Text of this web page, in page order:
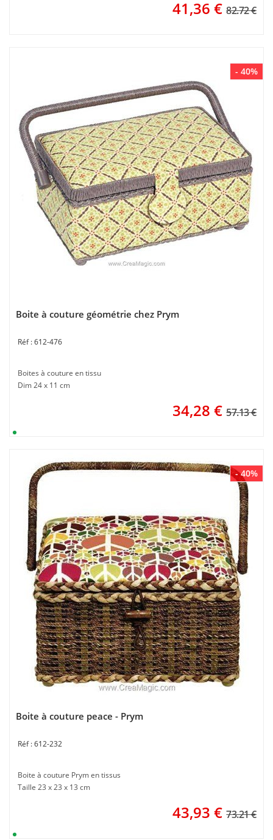
41,36 € 82.72 €
- 40%
Boite à couture géométrie chez Prym
612-476
Boites à couture en tissu
Dim 24 x 11 cm
34,28 € 57.13 €
- 40%
Boite à couture peace - Prym
612-232
Boite à couture Prym en tissus
Taille 23 x 23 x 13 cm
43,93 € 73.21 €